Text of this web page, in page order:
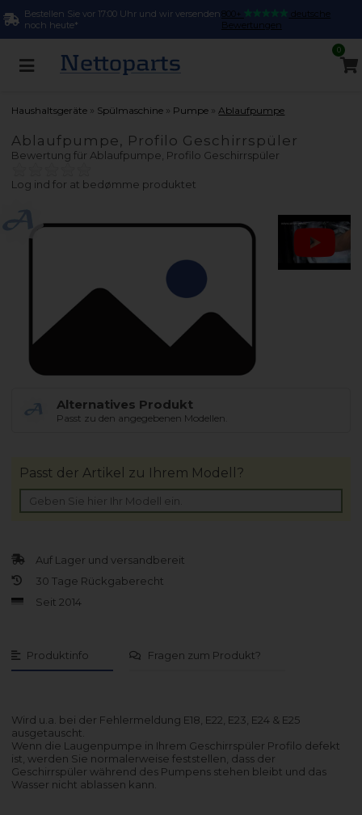
Bestellen Sie vor 17:00 Uhr und wir versenden
noch heute*
800+
deutsche
Bewertungen
0
Haushaltsgeräte » Spülmaschine » Pumpe » Ablaufpumpe
Ablaufpumpe, Profilo Geschirrspüler
Bewertung für Ablaufpumpe, Profilo Geschirrspüler
Log ind for at bedømme produktet
Alternatives Produkt
Passt zu den angegebenen Modellen.
Produktinfo Fragen zum Produkt?
Wird u.a. bei der Fehlermeldung E18, E22, E23, E24 & E25
ausgetauscht.
Wenn die Laugenpumpe in Ihrem Geschirrspüler Profilo defekt
ist, werden Sie normalerweise feststellen, dass der
Geschirrspüler während des Pumpens stehen bleibt und das
Wasser nicht ablassen kann.
Auf Lager und versandbereit
30 Tage Rückgaberecht
Seit 2014
Passt der Artikel zu Ihrem Modell?